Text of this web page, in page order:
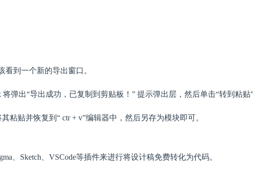
看到一个新的导出窗口。
弹出“导出成功，已复制到剪贴板！” 提示弹出层，然后单击“转到粘贴”
粘贴并恢复到“ ctr + v”编辑器中，然后另存为模块即可。
、Sketch、VSCode等插件来进行将设计稿免费转化为代码。